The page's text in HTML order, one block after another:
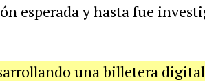
esperada y hasta fue
una billetera